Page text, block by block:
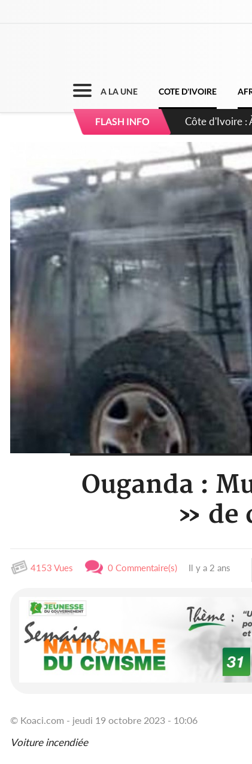
A LA UNE COTE D'IVOIRE
FLASH INFO
Côte d'Ivoire :
d'accélérateur
Ouganda :
» de
4153 Vues 0 Commentaire(s) Il y a 2 ans
© Koaci.com - jeudi 19 octobre 2023 - 10:06
Voiture incendiée